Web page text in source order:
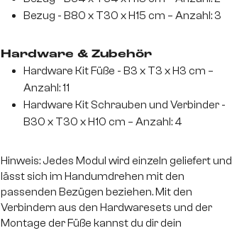
Bezug - B80 x T30 x H15 cm – Anzahl: 3
Hardware & Zubehör
Hardware Kit Füße - B3 x T3 x H3 cm –
Anzahl: 11
Hardware Kit Schrauben und Verbinder -
B30 x T30 x H10 cm – Anzahl: 4
Hinweis: Jedes Modul wird einzeln geliefert und
lässt sich im Handumdrehen mit den
passenden Bezügen beziehen. Mit den
Verbindern aus den Hardwaresets und der
Montage der Füße kannst du dir dein